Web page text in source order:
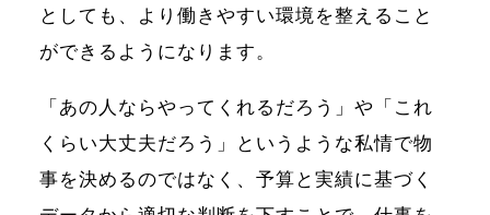
としても、より働きやすい環境を整えること
ができるようになります。
「あの人ならやってくれるだろう」や「これ
くらい大丈夫だろう」というような私情で物
事を決めるのではなく、予算と実績に基づく